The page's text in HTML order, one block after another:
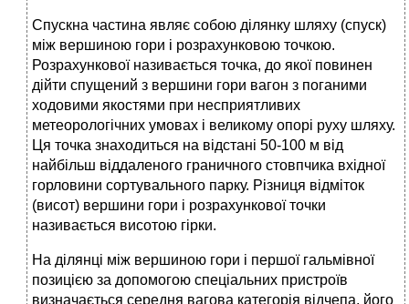
Спускна частина являє собою ділянку шляху (спуск)
між вершиною гори і розрахунковою точкою.
Розрахункової називається точка, до якої повинен
дійти спущений з вершини гори вагон з поганими
ходовими якостями при несприятливих
метеорологічних умовах і великому опорі руху шляху.
Ця точка знаходиться на відстані 50-100 м від
найбільш віддаленого граничного стовпчика вхідної
горловини сортувального парку. Різниця відміток
(висот) вершини гори і розрахункової точки
називається висотою гірки.
На ділянці між вершиною гори і першої гальмівної
позицією за допомогою спеціальних пристроїв
визначається середня вагова категорія відчепа, його